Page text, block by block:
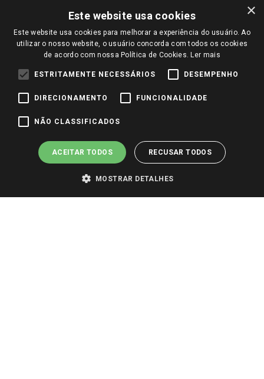
Notícias
Perguntas frequentes
Identidade Visual
Trocas e Devoluções
Redes Sociais
Pagamento e Segurança
×
Este website usa cookies
Este website usa cookies para melhorar a experiência do usuário. Ao
utilizar o nosso website, o usuário concorda com todos os cookies
de acordo com nossa Política de Cookies. Ler mais
ESTRITAMENTE NECESSÁRIOS DESEMPENHO
DIRECIONAMENTO FUNCIONALIDADE
NÃO CLASSIFICADOS
ACEITAR TODOS RECUSAR TODOS
MOSTRAR DETALHES